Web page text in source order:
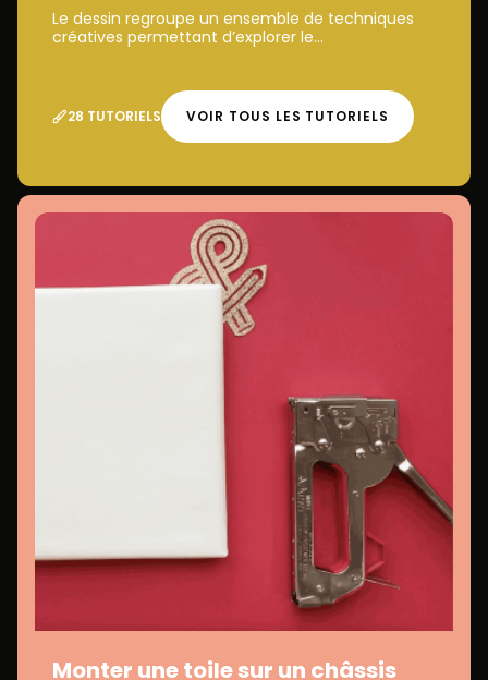
Le dessin regroupe un ensemble de techniques
créatives permettant d’explorer le...
28 TUTORIELS VOIR TOUS LES TUTORIELS
Monter une toile sur un châssis